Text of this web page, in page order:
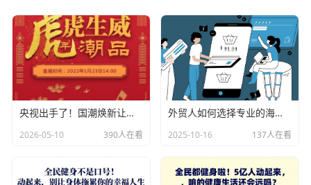
央视出手了！国潮焕新让非遗炸场，这才是文化强国该有的排面
2026-05-10 390人在看
外贸人如何选择专业的海关数据公司？
2025-10-16 137人在看